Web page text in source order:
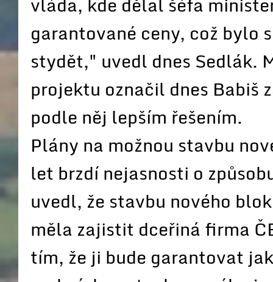
garantované ceny, což bylo
stydět," uvedl dnes Sedlák.
projektu označil dnes Babiš
podle něj lepším řešením.
Plány na možnou stavbu
let brzdí nejasnosti o
uvedl, že stavbu nového
měla zajistit dceřiná firma
tím, že ji bude garantovat